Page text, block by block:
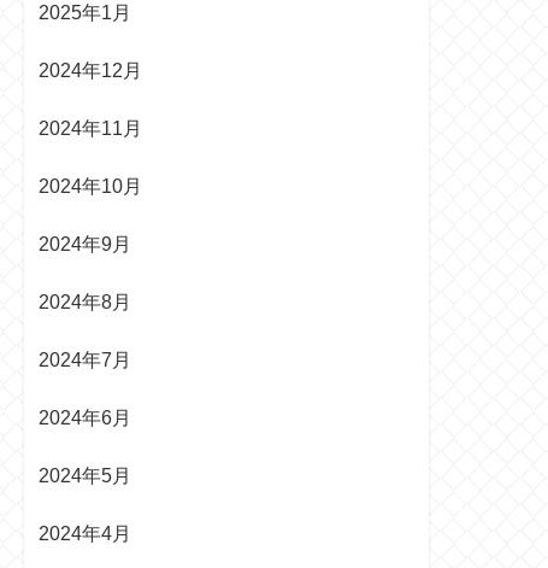
2025年1月
2024年12月
2024年11月
2024年10月
2024年9月
2024年8月
2024年7月
2024年6月
2024年5月
2024年4月